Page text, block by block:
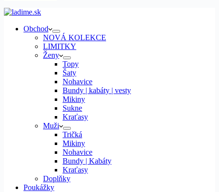
Obchod
NOVÁ KOLEKCE
LIMITKY
Ženy
Topy
Šaty
Nohavice
Bundy | kabáty | vesty
Mikiny
Sukne
Kraťasy
Muži
Tričká
Mikiny
Nohavice
Bundy | Kabáty
Kraťasy
Doplňky
Poukážky